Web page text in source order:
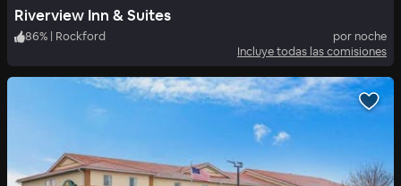
Riverview Inn & Suites
86% | Rockford
por noche
Incluye todas las comisiones